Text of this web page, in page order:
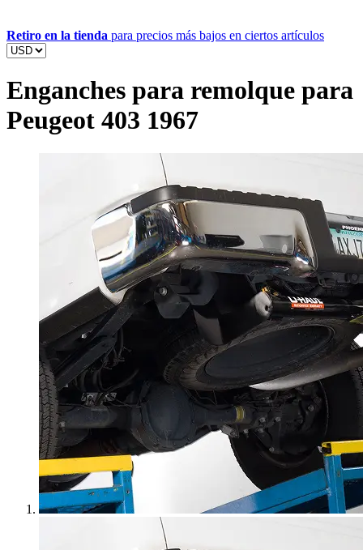
Retiro en la tienda para precios más bajos en ciertos artículos
Enganches para remolque para
Peugeot 403 1967